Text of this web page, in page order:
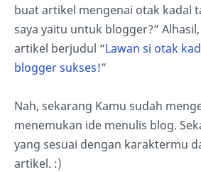
buat artikel mengenai otak kadal
saya yaitu untuk blogger?”
artikel berjudul “Lawan si otak
blogger sukses!”
Nah, sekarang Kamu sudah
menemukan ide menulis blog.
yang sesuai dengan karaktermu
artikel. :)